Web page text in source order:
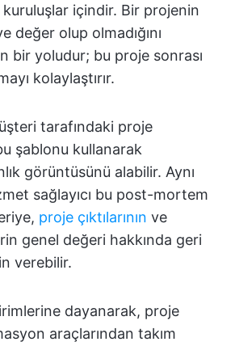
kuruluşlar içindir. Bir projenin
değer olup olmadığını
bir yoludur; bu proje sonrası
kolaylaştırır.
tarafındaki proje
şablonu kullanarak
görüntüsünü alabilir. Aynı
sağlayıcı bu post-mortem
proje çıktılarının ve
genel değeri hakkında geri
verebilir.
dayanarak, proje
araçlarından takım